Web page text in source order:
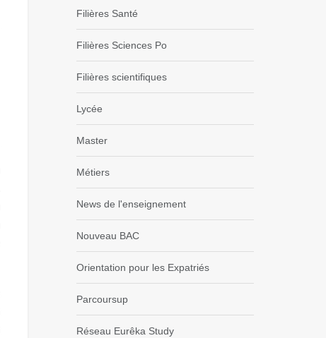
Filières Santé
Filières Sciences Po
Filières scientifiques
Lycée
Master
Métiers
News de l'enseignement
Nouveau BAC
Orientation pour les Expatriés
Parcoursup
Réseau Eurêka Study